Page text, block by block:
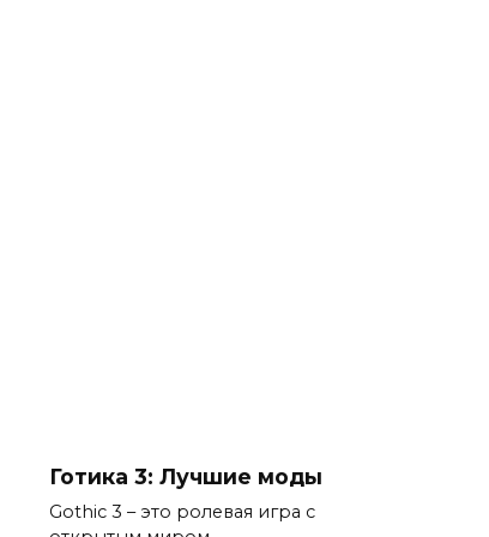
Готика 3: Лучшие моды
Gothic 3 – это ролевая игра с